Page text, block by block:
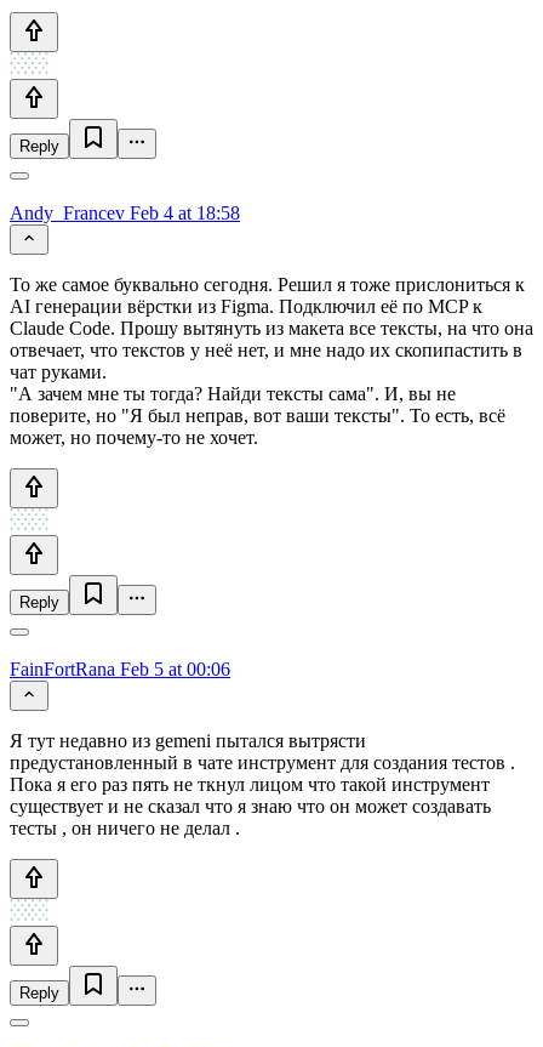
Reply
Andy_Francev Feb 4 at 18:58
То же самое буквально сегодня. Решил я тоже прислониться к
AI генерации вёрстки из Figma. Подключил её по MCP к
Claude Code. Прошу вытянуть из макета все тексты, на что она
отвечает, что текстов у неё нет, и мне надо их скопипастить в
чат руками.
"А зачем мне ты тогда? Найди тексты сама". И, вы не
поверите, но "Я был неправ, вот ваши тексты". То есть, всё
может, но почему-то не хочет.
Reply
FainFortRana Feb 5 at 00:06
Я тут недавно из gemeni пытался вытрясти
предустановленный в чате инструмент для создания тестов .
Пока я его раз пять не ткнул лицом что такой инструмент
существует и не сказал что я знаю что он может создавать
тесты , он ничего не делал .
Reply